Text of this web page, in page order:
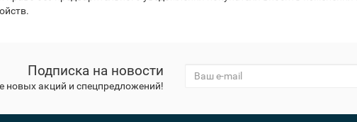
Подписка на новости
новых акций и спецпредложений!